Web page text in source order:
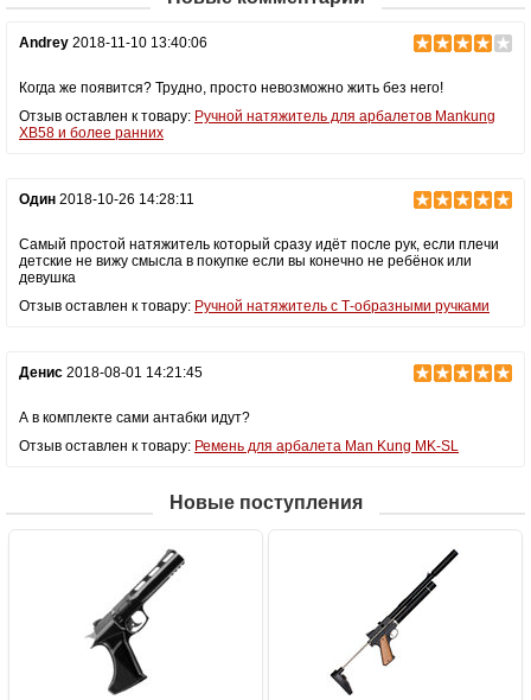
Andrey 2018-11-10 13:40:06
Когда же появится? Трудно, просто невозможно жить без него!
Отзыв оставлен к товару: Ручной натяжитель для арбалетов Mankung
XB58 и более ранних
Один 2018-10-26 14:28:11
Самый простой натяжитель который сразу идёт после рук, если плечи
детские не вижу смысла в покупке если вы конечно не ребёнок или
девушка
Отзыв оставлен к товару: Ручной натяжитель с Т-образными ручками
Денис 2018-08-01 14:21:45
А в комплекте сами антабки идут?
Отзыв оставлен к товару: Ремень для арбалета Man Kung MK-SL
Новые поступления